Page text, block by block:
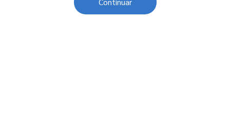
Próximo post